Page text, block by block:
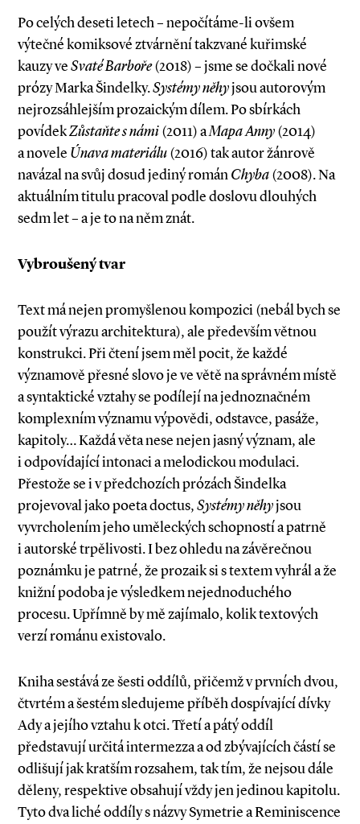
Po celých deseti letech – nepočítáme­-li ovšem
výtečné komiksové ztvárnění takzvané kuřimské
kauzy veSvaté Barboře(2018) – jsme se dočkali nové
prózy Marka Šindelky.Systémy něhyjsou autorovým
nejrozsáhlejším prozaickým dílem. Po sbírkách
povídekZůstaňte s námi(2011) aMapa Anny(2014)
a novele Únava materiálu(2016) tak autor žánrově
navázal na svůj dosud jediný románChyba(2008). Na
aktuálním titulu pracoval podle doslovu dlouhých
sedm let – a je to na něm znát.
Vybroušený tvar
Text má nejen promyšlenou kompozici (nebál bych se
použít výrazu architektura), ale především větnou
konstrukci. Při čtení jsem měl pocit, že každé
významově přesné slovo je ve větě na správném místě
a syntaktické vztahy se podílejí na jednoznačném
komplexním významu výpovědi, odstavce, pasáže,
kapitoly… Každá věta nese nejen jasný význam, ale
i odpovídající intonaci a melodickou modulaci.
Přestože se i v předchozích prózách Šindelka
projevoval jako poeta doctus,Systémy něhyjsou
vyvrcholením jeho uměleckých schopností a patrně
i autorské trpělivosti. I bez ohledu na závěrečnou
poznámku je patrné, že prozaik si s textem vyhrál a že
knižní podoba je výsledkem nejednoduchého
procesu. Upřímně by mě zajímalo, kolik textových
verzí románu existovalo.
Kniha sestává ze šesti oddílů, přičemž v prvních dvou,
čtvrtém a šestém sledujeme příběh dospívající dívky
Ady a jejího vztahu k otci. Třetí a pátý oddíl
představují určitá intermezza a od zbývajících částí se
odlišují jak kratším rozsahem, tak tím, že nejsou dále
děleny, respektive obsahují vždy jen jedinou kapitolu.
Tyto dva liché oddíly s názvy Symetrie a Reminiscence